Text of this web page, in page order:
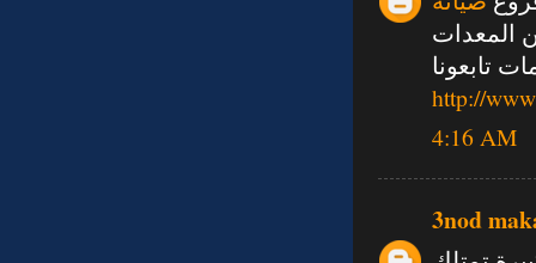
المعدات
تابعونا
http://
4:16 AM
3nod